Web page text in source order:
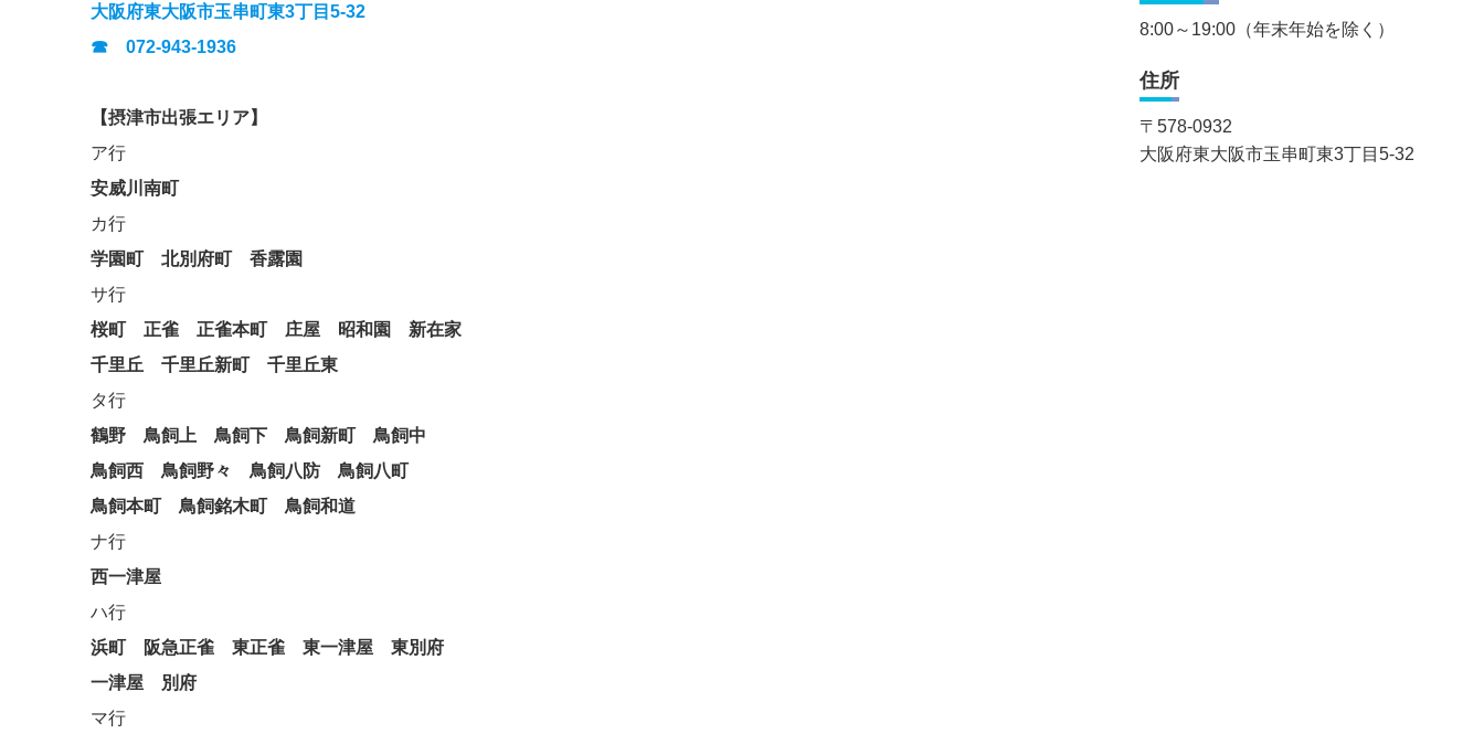
大阪府東大阪市玉串町東3丁目5-32
☎ 072-943-1936
【摂津市出張エリア】
ア行
安威川南町
カ行
学園町
北別府町
香露園
サ行
桜町
正雀 正雀本町 庄屋 昭和園
新在家
千里丘
千里丘新町
千里丘東
タ行
鶴野
鳥飼上 鳥飼下 鳥飼新町
鳥飼中
鳥飼西
鳥飼野々 鳥飼八防
鳥飼八町
鳥飼本町
鳥飼銘木町
鳥飼和道
ナ行
西一津屋
ハ行
浜町
阪急正雀 東正雀 東一津屋
東別府
一津屋
別府
マ行
8:00～19:00（年末年始を除く）
住所
〒 578-0932
大阪府東大阪市玉串町東3丁目5-32